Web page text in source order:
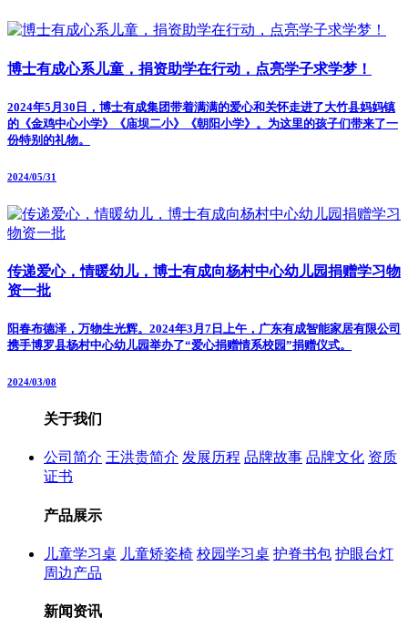
博士有成心系儿童，捐资助学在行动，点亮学子求学梦！
2024年5月30日，博士有成集团带着满满的爱心和关怀走进了大竹县妈妈镇
的《金鸡中心小学》《庙坝二小》《朝阳小学》。为这里的孩子们带来了一
份特别的礼物。
2024/05/31
传递爱心，情暖幼儿，博士有成向杨村中心幼儿园捐赠学习物
资一批
阳春布德泽，万物生光辉。2024年3月7日上午，广东有成智能家居有限公司
携手博罗县杨村中心幼儿园举办了“爱心捐赠情系校园”捐赠仪式。
2024/03/08
关于我们
公司简介 王洪贵简介 发展历程 品牌故事 品牌文化 资质
证书
产品展示
儿童学习桌 儿童矫姿椅 校园学习桌 护脊书包 护眼台灯
周边产品
新闻资讯